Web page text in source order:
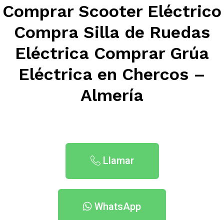
Comprar Scooter Eléctrico
Compra Silla de Ruedas
Eléctrica Comprar Grúa
Eléctrica en Chercos –
Almería
Llamar
WhatsApp